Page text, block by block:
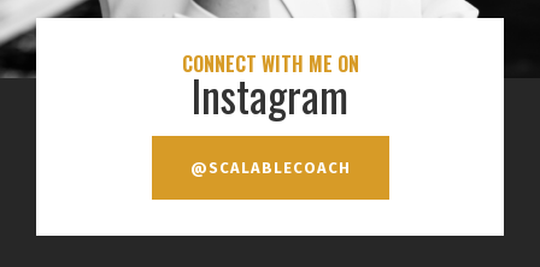
CONNECT WITH ME ON
Instagram
@SCALABLECOACH